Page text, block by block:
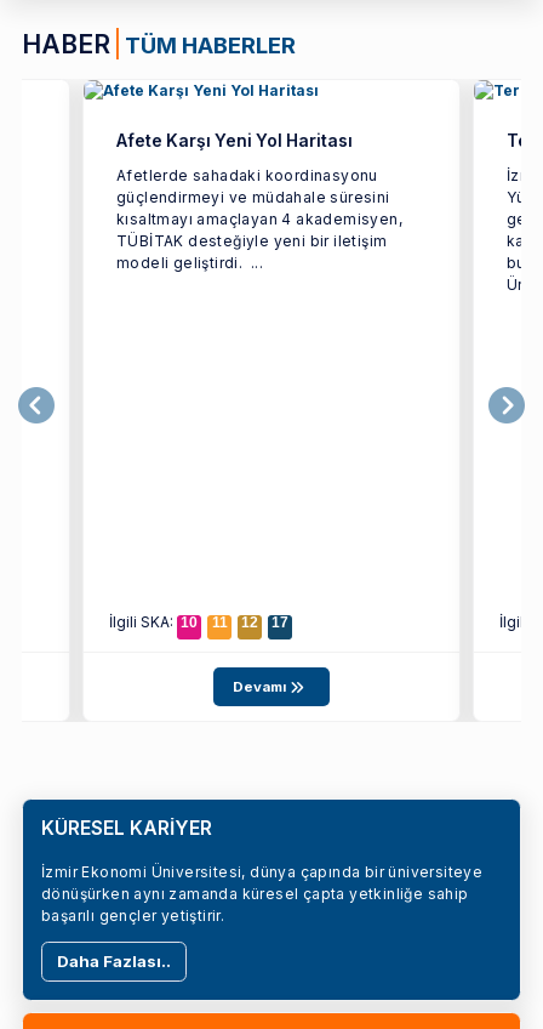
HABER TÜM HABERLER
Afete Karşı Yeni Yol Haritası
Afetlerde sahadaki koordinasyonu
güçlendirmeyi ve müdahale süresini
kısaltmayı amaçlayan 4 akademisyen,
TÜBİTAK desteğiyle yeni bir iletişim
modeli geliştirdi. ...
İlgili SKA: 10 11 12 17
Devamı
İlgili
KÜRESEL KARİYER
İzmir Ekonomi Üniversitesi, dünya çapında bir üniversiteye
dönüşürken aynı zamanda küresel çapta yetkinliğe sahip
başarılı gençler yetiştirir.
Daha Fazlası..